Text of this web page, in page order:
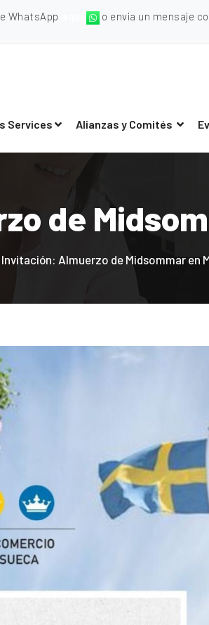
WhatsApp o envia un mensaje
Services Alianzas y Comités
de
Invitación: Almuerzo de Midsommar en